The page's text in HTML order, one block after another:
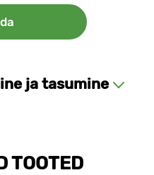
ja tasumine
TOOTED